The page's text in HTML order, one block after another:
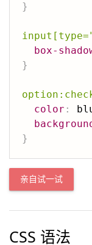
}
box-
}
color :
}
亲自试一试
CSS 语法